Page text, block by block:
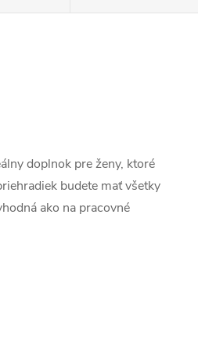
doplnok pre ženy, ktoré
budete mať všetky
ako na pracovné